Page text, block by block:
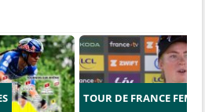
TOUR DE FRANCE